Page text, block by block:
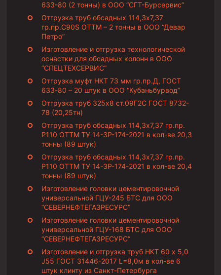
Скребки корончатые СК и тросовые СТ
Центраторы колонные
Герметизаторы устьевые
Башмаки колонные
Инструмент для бурения и КРС (ловильный, аварийный)
Перья для резки кабеля
Шаблоны колонные
Перья гидромониторные
Пауки гидравлические
Пауки механические
Желонки
Скреперы механические
Штанголовки
Удочки ловильные
633-80 (2 тонны) в ООО “СГТ-Бурсервис”
Отгрузка труб обсадных 114,3х7,37
гр.пр.C90S ОТТМ – 2 тонны в ООО “Девар
Петро”
Изготовление и отгрузка технологической
оснастки для обсадных колонн в ООО
“СПЕЦТЕХСЕРВИС”
Отгрузка муфт НКТ 73 мм гр.пр.Д, ГОСТ
633-80 – 20 штук в ООО “Кубаньбурвод”
Отгрузка труб 325х8 ст.09Г2С ГОСТ 8732-
78 (20,25тн)
Отгрузка труб обсадных 114,3х7,37 гр.пр.
Р110 ОТТМ ТУ 14-3Р-174-2021 в кол-ве 20,3
тонны (89 штук)
Отгрузка труб обсадных 114,3х7,37 гр.пр.
Р110 ОТТМ ТУ 14-3Р-174-2021 в кол-ве 20,4
тонны (89 штук)
Изготовление головки цементировочной
универсальной ГЦУ-245 БТС для ООО
“СЕВЕРНЕФТЕГАЗРЕСУРС”
Изготовление головки цементировочной
универсальной ГЦУ-168 БТС для ООО
“СЕВЕРНЕФТЕГАЗРЕСУРС”
Изготовление и отгрузка труб НКТ 60 х 5,0
J55 ГОСТ 31446-2017 L=8,0м в кол-ве 6
штук клинту из Санкт-Петербурга